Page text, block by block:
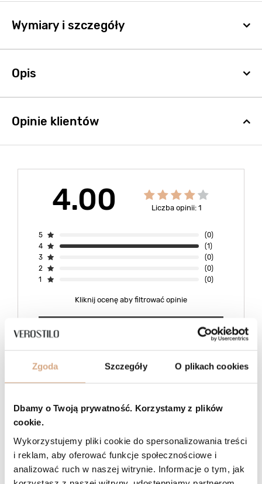
Zgoda Szczegóły O plikach cookies
Dbamy o Twoją prywatność. Korzystamy z plików
cookie.
Wykorzystujemy pliki cookie do spersonalizowania treści
i reklam, aby oferować funkcje społecznościowe i
analizować ruch w naszej witrynie. Informacje o tym, jak
Wymiary i szczegóły
Opis
Opinie klientów
4.00 Liczba opinii: 1
5
(0)
4
(1)
3
(0)
2
(0)
1
(0)
Kliknij ocenę aby filtrować opinie
Pěkná, ale velmi měkká. Pokud není naplněna, nedrží tvar. Dlouhý
pás by mohl být trochu širší pro pohodlné nošení.
Zuzana, Brno - Maloměřice
Czy opinia była pomocna?